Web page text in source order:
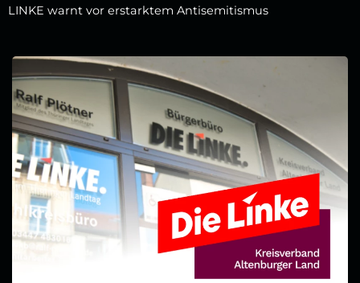
LINKE warnt vor erstarktem Antisemitismus